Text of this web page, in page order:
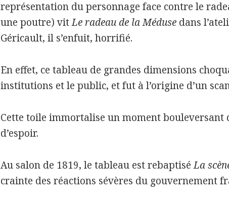
représentation du personnage face contre le
une poutre) vitLe radeau de la Méduse dans
Géricault, il s’enfuit, horrifié.
En effet, ce tableau de grandes dimensions
institutions et le public, et fut à l’origine d’un
Cette toile immortalise un moment bouleversant
d’espoir.
Au salon de 1819, le tableau est rebaptiséLa
crainte des réactions sévères du gouvernement